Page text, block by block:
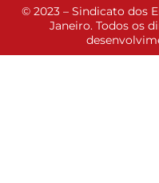
© 2023 – Sindicato dos
Janeiro. Todos os